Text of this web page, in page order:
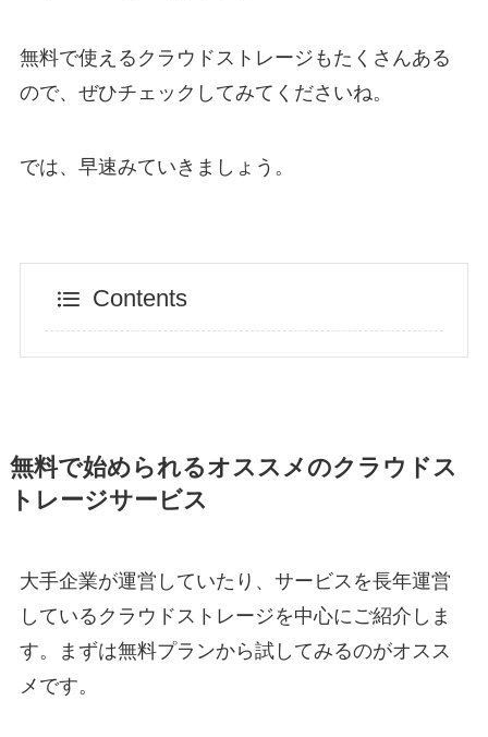
無料で使えるクラウドストレージもたくさんある
ので、ぜひチェックしてみてくださいね。
では、早速みていきましょう。
Contents
無料で始められるオススメのクラウドス
トレージサービス
大手企業が運営していたり、サービスを長年運営
しているクラウドストレージを中心にご紹介しま
す。まずは無料プランから試してみるのがオスス
メです。